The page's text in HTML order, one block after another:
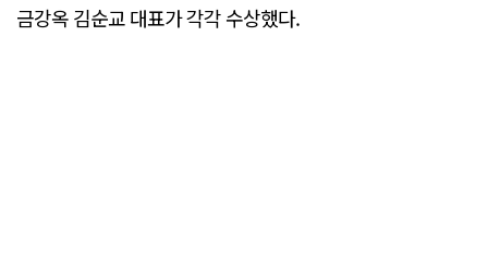
금강옥 김순교 대표가 각각 수상했다.